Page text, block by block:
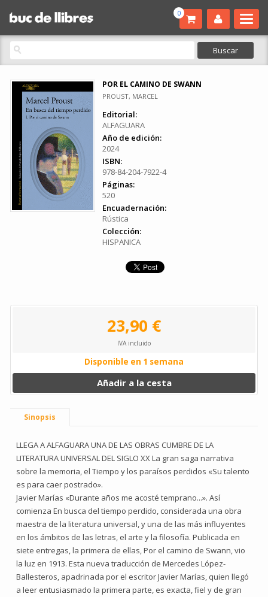
0
POR EL CAMINO DE SWANN
PROUST, MARCEL
Editorial:
ALFAGUARA
Año de edición:
2024
ISBN:
978-84-204-7922-4
Páginas:
520
Encuadernación:
Rústica
Colección:
HISPANICA
23,90 €
IVA incluido
Disponible en 1 semana
Añadir a la cesta
Sinopsis
LLEGA A ALFAGUARA UNA DE LAS OBRAS CUMBRE DE LA
LITERATURA UNIVERSAL DEL SIGLO XX La gran saga narrativa
sobre la memoria, el Tiempo y los paraísos perdidos «Su talento
es para caer postrado».
Javier Marías «Durante años me acosté temprano...». Así
comienza En busca del tiempo perdido, considerada una obra
maestra de la literatura universal, y una de las más influyentes
en los ámbitos de las letras, el arte y la filosofía. Publicada en
siete entregas, la primera de ellas, Por el camino de Swann, vio
la luz en 1913. Esta nueva traducción de Mercedes López-
Ballesteros, apadrinada por el escritor Javier Marías, quien llegó
a leer entusiasmado la primera parte, es exacta, fiel y de gran